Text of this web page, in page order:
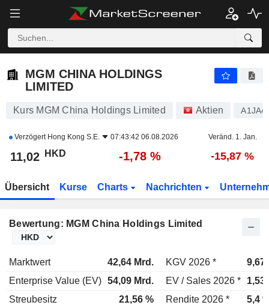
MGM CHINA HOLDINGS
LIMITED
Kurs MGM China Holdings Limited Aktien
Verzögert Hong Kong S.E. 07:43:42 06.08.2026 Veränd. 1. Jan.
11,02 HKD -1,78 % -15,87 %
Übersicht Kurse Charts Nachrichten
Bewertung: MGM China Holdings Limited
Marktwert 42,64 Mrd. KGV 2026 *
Enterprise Value (EV) 54,09 Mrd. EV / Sales 2026 *
Streubesitz
21,56 % Rendite 2026 * 5,4